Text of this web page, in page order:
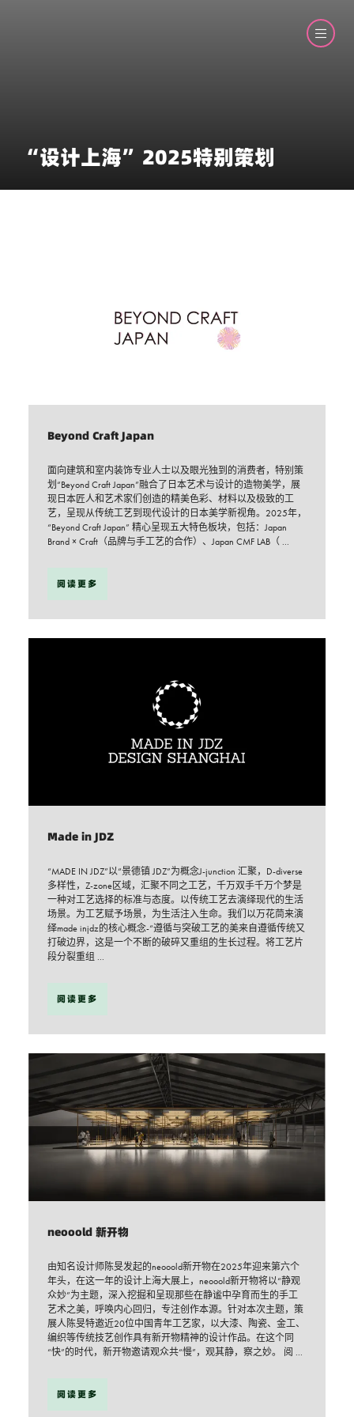
“设计上海”2025特别策划
Beyond Craft Japan
面向建筑和室内装饰专业人士以及眼光独到的消费者，特别策
划“Beyond Craft Japan”融合了日本艺术与设计的造物美学，展
现日本匠人和艺术家们创造的精美色彩、材料以及极致的工
艺，呈现从传统工艺到现代设计的日本美学新视角。2025年，
“Beyond Craft Japan” 精心呈现五大特色板块，包括：Japan
Brand × Craft（品牌与手工艺的合作）、Japan CMF LAB（ ...
阅读更多
Made in JDZ
“MADE IN JDZ”以“景德镇 JDZ”为概念J-junction 汇聚，D-diverse
多样性，Z-zone区域，汇聚不同之工艺，千万双手千万个梦是
一种对工艺选择的标准与态度。以传统工艺去演绎现代的生活
场景。为工艺赋予场景，为生活注入生命。我们以万花茼来演
绎made injdz的核心概念-“遵循与突破工艺的美来自遵循传统又
打破边界，这是一个不断的破碎又重组的生长过程。将工艺片
段分裂重组 ...
阅读更多
neooold 新开物
由知名设计师陈旻发起的neooold新开物在2025年迎来第六个
年头，在这一年的设计上海大展上，neooold新开物将以“静观
众妙”为主题，深入挖掘和呈现那些在静谧中孕育而生的手工
艺术之美，呼唤内心回归，专注创作本源。针对本次主题，策
展人陈旻特邀近20位中国青年工艺家，以大漆、陶瓷、金工、
编织等传统技艺创作具有新开物精神的设计作品。在这个同
“快”的时代，新开物邀请观众共“慢”，观其静，察之妙。 阅 ...
阅读更多